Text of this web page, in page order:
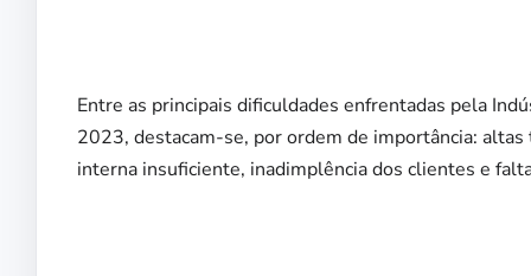
Entre as principais dificuldades enfrentadas pela
2023, destacam-se, por ordem de importância:
interna insuficiente, inadimplência dos clientes e